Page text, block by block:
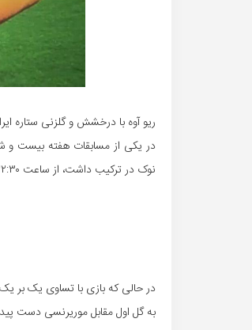
ریو آوه با درخشش و گلزنی ستاره
در یکی از مسابقات هفته بیست و
نوک در ترکیب داشت، از ساعت ۲۲:۳۰ جمعه شب مقابل تیم رده نهمی موریرنسی قرار گرفت.
به گل اول مقابل موریرنسی دست